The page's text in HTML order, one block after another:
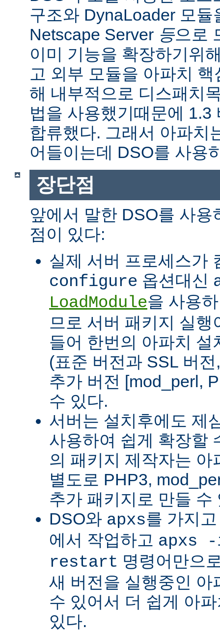
구조와 DynaLoader 모듈
Netscape Server 등으로
이미 기능을 확장하기위
고 외부 모듈을 아파치
해 내부적으로 디스패치
법을 사용했기때문에 1.3
합류했다. 그래서 아파치
어들이는데 DSO를 사용
장단점
앞에서 말한 DSO를 사
점이 있다:
실제 서버 프로세스가
configure 옵션대신
LoadModule을 사용
므로 서버 패키지 실행
들어 한번의 아파치 설
(표준 버전과 SSL 버
추가 버전 [mod_perl,
수 있다.
서버는 설치후에도 제
사용하여 쉽게 확장할
의 패키지 제작자는 아
별도로 PHP3,
추가 패키지로 만들 수
DSO와 apxs를 가지
에서 작업하고 apxs
restart 명령어만으
새 버전을 실행중인 아
수 있어서 더 쉽게 아
있다.